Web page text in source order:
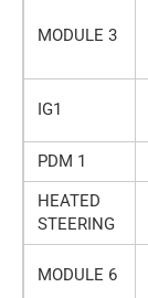
MODULE 3
IG1
PDM 1
HEATED
STEERING
MODULE 6